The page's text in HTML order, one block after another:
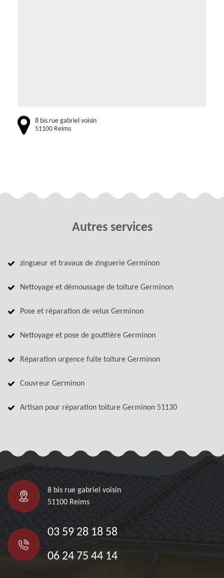
8 bis rue gabriel voisin
51100 Reims
Autres services
zingueur et travaux de zinguerie Germinon
Nettoyage et démoussage de toiture Germinon
Pose et réparation de velux Germinon
Nettoyage et pose de gouttière Germinon
Réparation urgence fuite toiture Germinon
Couvreur Germinon
Artisan pour réparation toiture Germinon 51130
8 bis rue gabriel voisin
51100 Reims
03 59 28 18 58
06 24 75 44 14